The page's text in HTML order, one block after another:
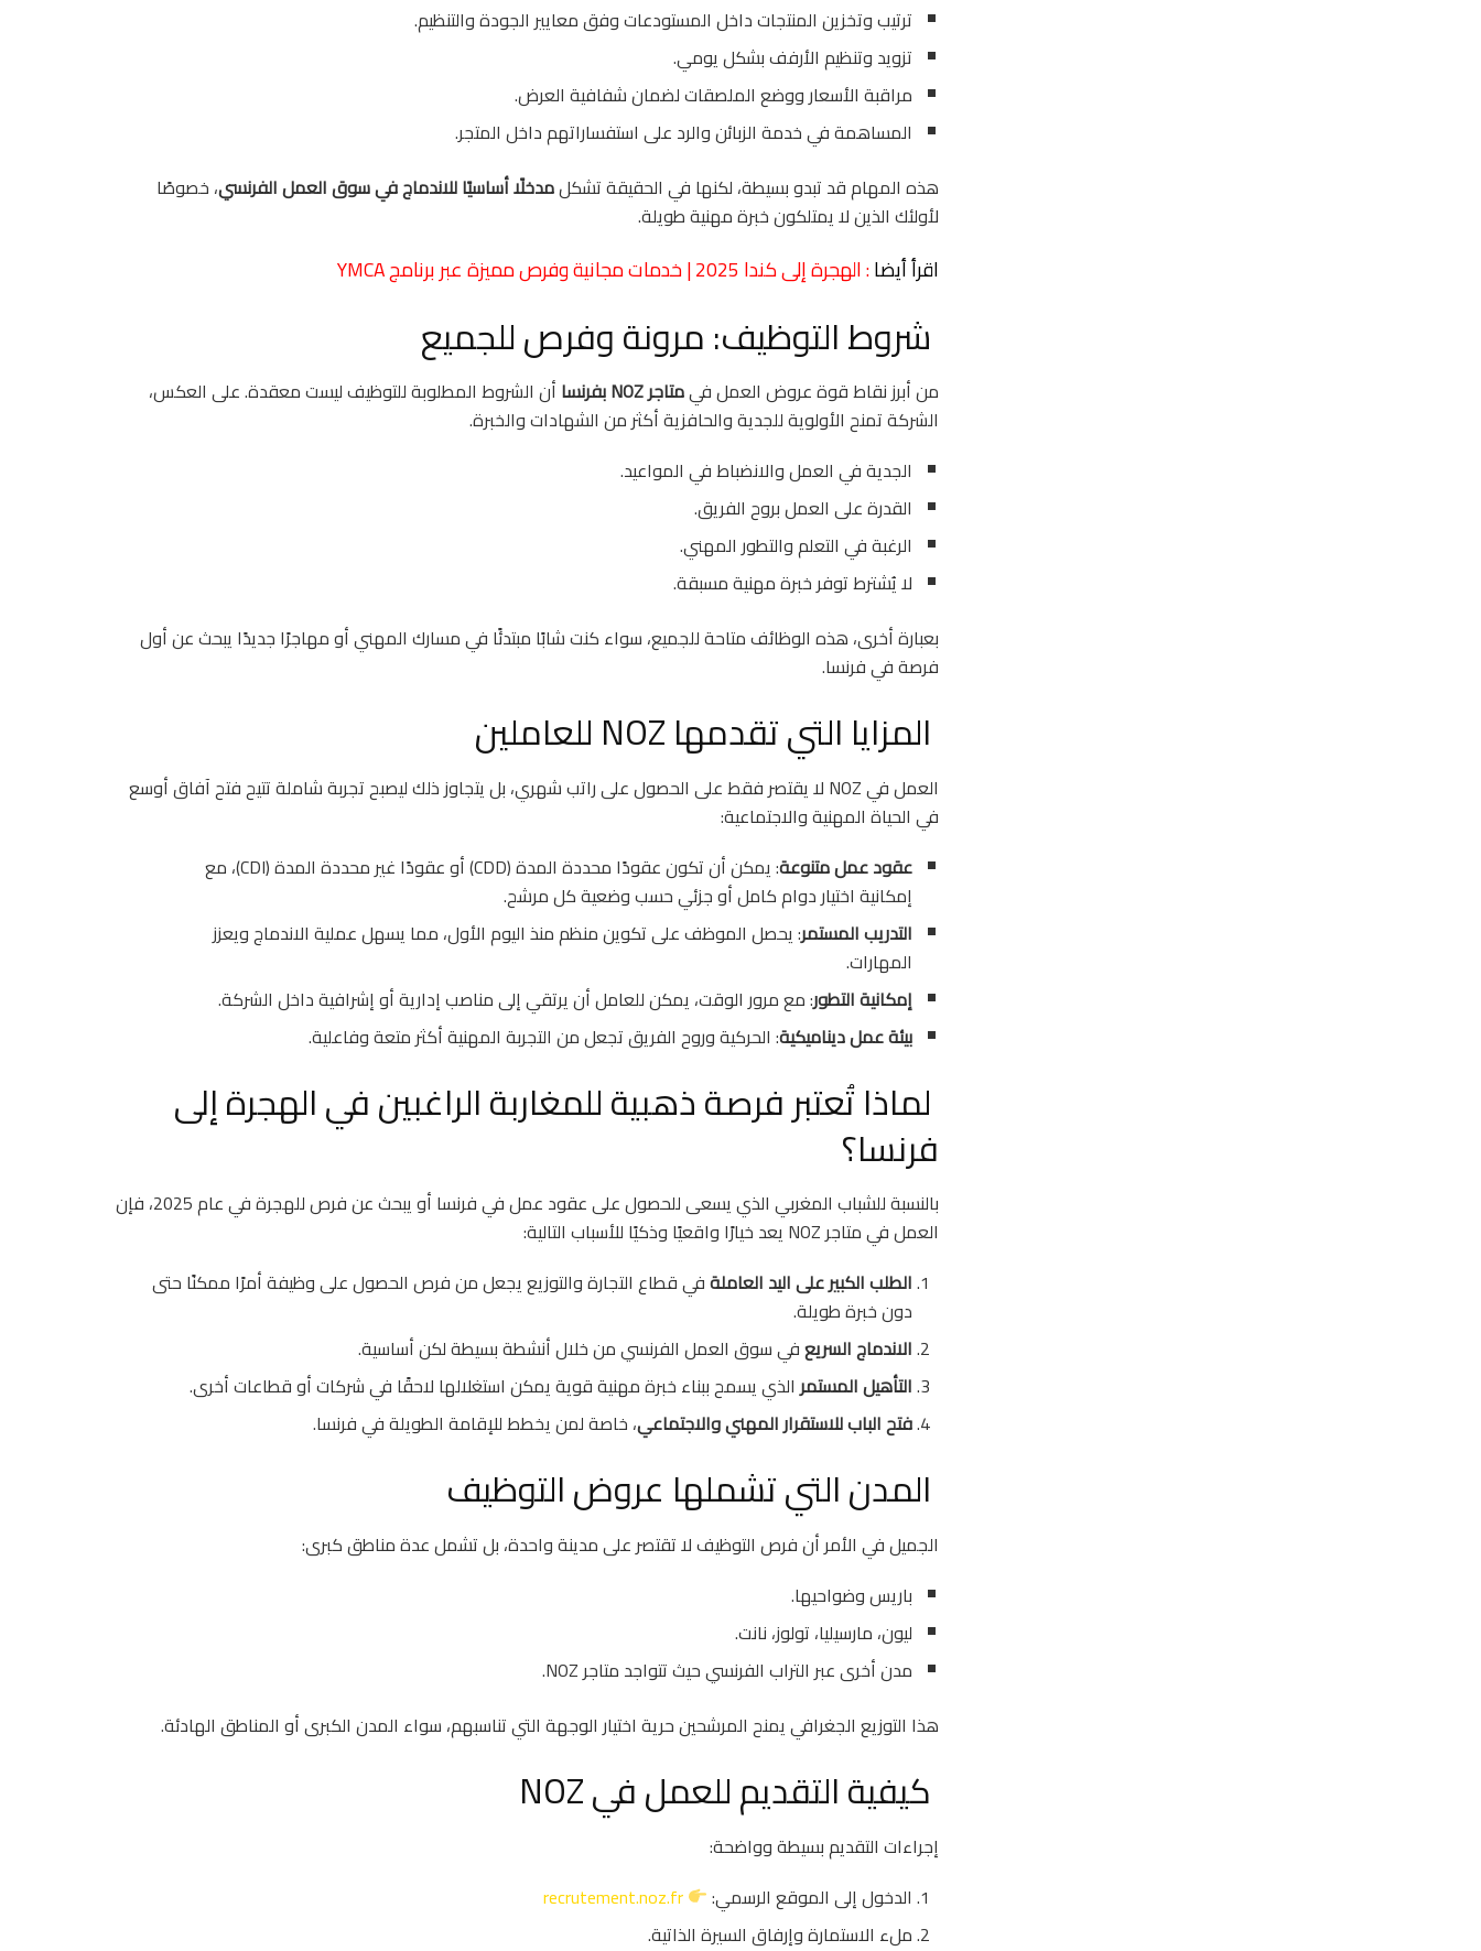
ترتيب وتخزين المنتجات داخل المستودعات وفق معايير الجودة والتنظيم.
تزويد وتنظيم الأرفف بشكل يومي.
مراقبة الأسعار ووضع الملصقات لضمان شفافية العرض.
المساهمة في خدمة الزبائن والرد على استفساراتهم داخل المتجر.
هذه المهام قد تبدو بسيطة، لكنها في الحقيقة تشكلمدخلًا أساسيًا للاندماج في سوق العمل الفرنسي، خصوصًا
لأولئك الذين لا يمتلكون خبرة مهنية طويلة.
اقرأ أيضا: الهجرة إلى كندا 2025 | خدمات مجانية وفرص مميزة عبر برنامج YMCA
شروط التوظيف: مرونة وفرص للجميع
من أبرز نقاط قوة عروض العمل فيمتاجر NOZ بفرنسا
أن الشروط المطلوبة للتوظيف ليست معقدة. على العكس،
الشركة تمنح الأولوية للجدية والحافزية أكثر من الشهادات والخبرة.
الجدية في العمل والانضباط في المواعيد.
القدرة على العمل بروح الفريق.
الرغبة في التعلم والتطور المهني.
لا يُشترط توفر خبرة مهنية مسبقة.
بعبارة أخرى، هذه الوظائف متاحة للجميع، سواء كنت شابًا مبتدئًا في مسارك المهني أو مهاجرًا جديدًا يبحث عن أول
فرصة في فرنسا.
المزايا التي تقدمها NOZ للعاملين
العمل في NOZ لا يقتصر فقط على الحصول على راتب شهري، بل يتجاوز ذلك ليصبح تجربة شاملة تتيح فتح آفاق أوسع
في الحياة المهنية والاجتماعية:
عقود عمل متنوعة
: يمكن أن تكون عقودًا محددة المدة (CDD) أو عقودًا غير محددة المدة (CDI)، مع
إمكانية اختيار دوام كامل أو جزئي حسب وضعية كل مرشح.
التدريب المستمر: يحصل الموظف على تكوين منظم منذ اليوم الأول، مما يسهل عملية الاندماج ويعزز
المهارات.
إمكانية التطور: مع مرور الوقت، يمكن للعامل أن يرتقي إلى مناصب إدارية أو إشرافية داخل الشركة.
بيئة عمل ديناميكية: الحركية وروح الفريق تجعل من التجربة المهنية أكثر متعة وفاعلية.
لماذا تُعتبر فرصة ذهبية للمغاربة الراغبين في الهجرة إلى
فرنسا؟
بالنسبة للشباب المغربي الذي يسعى للحصول على عقود عمل في فرنسا أو يبحث عن فرص للهجرة في عام 2025، فإن
العمل في متاجر NOZ يعد خيارًا واقعيًا وذكيًا للأسباب التالية:
الطلب الكبير على اليد العاملةفي قطاع التجارة والتوزيع يجعل من فرص الحصول على وظيفة أمرًا ممكنًا حتى
دون خبرة طويلة.
الاندماج السريعفي سوق العمل الفرنسي من خلال أنشطة بسيطة لكن أساسية.
التأهيل المستمرالذي يسمح ببناء خبرة مهنية قوية يمكن استغلالها لاحقًا في شركات أو قطاعات أخرى.
فتح الباب للاستقرار المهني والاجتماعي، خاصة لمن يخطط للإقامة الطويلة في فرنسا.
المدن التي تشملها عروض التوظيف
الجميل في الأمر أن فرص التوظيف لا تقتصر على مدينة واحدة، بل تشمل عدة مناطق كبرى:
باريس وضواحيها.
ليون، مارسيليا، تولوز، نانت.
مدن أخرى عبر التراب الفرنسي حيث تتواجد متاجر NOZ.
هذا التوزيع الجغرافي يمنح المرشحين حرية اختيار الوجهة التي تناسبهم، سواء المدن الكبرى أو المناطق الهادئة.
كيفية التقديم للعمل في NOZ
إجراءات التقديم بسيطة وواضحة:
الدخول إلى الموقع الرسمي:
recrutement.noz.fr
ملء الاستمارة وإرفاق السيرة الذاتية.